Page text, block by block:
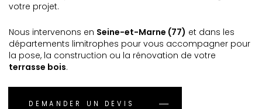
votre projet.
Nous intervenons en Seine-et-Marne (77) et dans les
départements limitrophes pour vous accompagner pour
la pose, la construction ou la rénovation de votre
terrasse bois.
DEMANDER UN DEVIS